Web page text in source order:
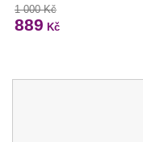
1 000 Kč
889 Kč